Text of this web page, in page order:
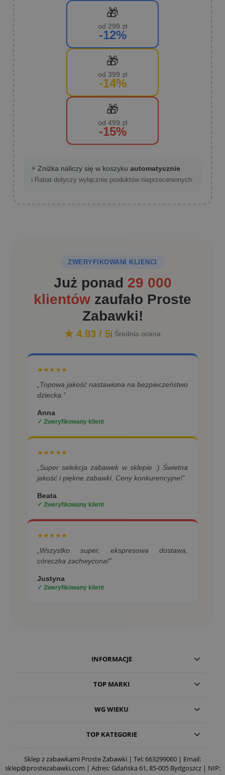
🎁
od 299 zł
-12%
🎁
od 399 zł
-14%
🎁
od 499 zł
-15%
⚡ Zniżka naliczy się w koszyku automatycznie.
ℹ️ Rabat dotyczy wyłącznie produktów nieprzecenionych.
ZWERYFIKOWANI KLIENCI
Już ponad 29 000
klientów zaufało Proste
Zabawki!
★ 4.93 / 5| Średnia ocena
★★★★★
„Topowa jakość nastawiona na bezpieczeństwo
dziecka.”
Anna
✓ Zweryfikowany klient
★★★★★
„Super selekcja zabawek w sklepie :) Świetna
jakość i piękne zabawki. Ceny konkurencyjne!”
Beata
✓ Zweryfikowany klient
★★★★★
„Wszystko super, ekspresowa dostawa,
córeczka zachwycona!”
Justyna
✓ Zweryfikowany klient
INFORMACJE
TOP MARKI
WG WIEKU
TOP KATEGORIE
Sklep z zabawkami Proste Zabawki | Tel:663299060 | Email:
sklep@prostezabawki.com | Adres: Gdańska 61, 85-005 Bydgoszcz | NIP: